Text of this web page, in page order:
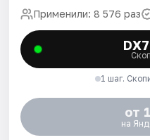
Применили: 8 576 раз
1 шаг.
от
на